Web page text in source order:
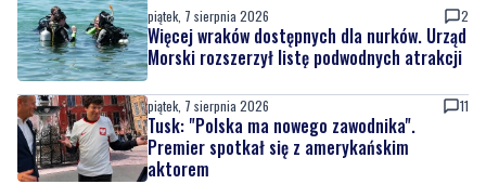
piątek, 7 sierpnia 2026 2
Więcej wraków dostępnych dla nurków. Urząd
Morski rozszerzył listę podwodnych atrakcji
piątek, 7 sierpnia 2026 11
Tusk: "Polska ma nowego zawodnika".
Premier spotkał się z amerykańskim
aktorem